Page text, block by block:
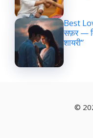
Best
सफ़र —
शायरी”
©